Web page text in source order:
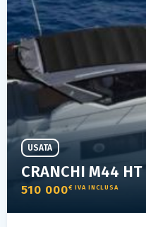
CRANCHI M44 HT
510 000€ IVA INCLUSA
USATA